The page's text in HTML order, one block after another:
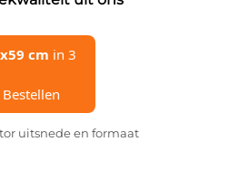
cm in 3
uitsnede en formaat